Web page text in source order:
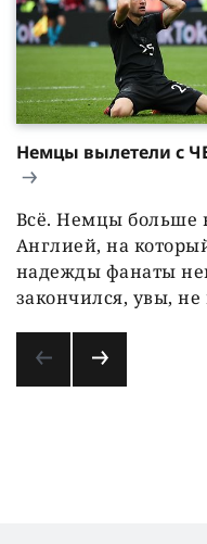
Немцы вылетели с
Всё. Немцы больше
Англией, на
надежды фанаты
закончился, увы, не